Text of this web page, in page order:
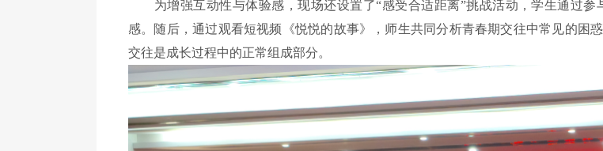
为增强互动性与体验感，现场还设置了“感受合适距离”挑战活动，学生通过
感。随后，通过观看短视频《悦悦的故事》，师生共同分析青春期交往中常见的困
交往是成长过程中的正常组成部分。